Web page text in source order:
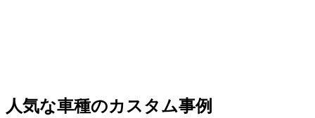
人気な車種のカスタム事例